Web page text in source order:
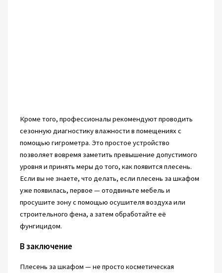
Кроме того, профессионалы рекомендуют проводить
сезонную диагностику влажности в помещениях с
помощью гигрометра. Это простое устройство
позволяет вовремя заметить превышение допустимого
уровня и принять меры до того, как появится плесень.
Если вы не знаете, что делать, если плесень за шкафом
уже появилась, первое — отодвиньте мебель и
просушите зону с помощью осушителя воздуха или
строительного фена, а затем обработайте её
фунгицидом.
В заключение
Плесень за шкафом — не просто косметическая